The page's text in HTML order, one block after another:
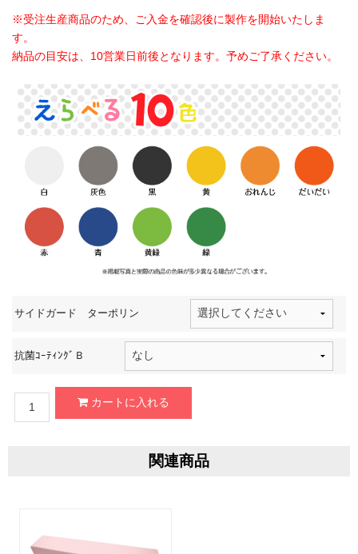
※受注生産商品のため、ご入金を確認後に製作を開始いたしま
す。
納品の目安は、10営業日前後となります。予めご了承ください。
サイドガード ターポリン
抗菌ｺｰﾃｨﾝｸﾞＢ
関連商品